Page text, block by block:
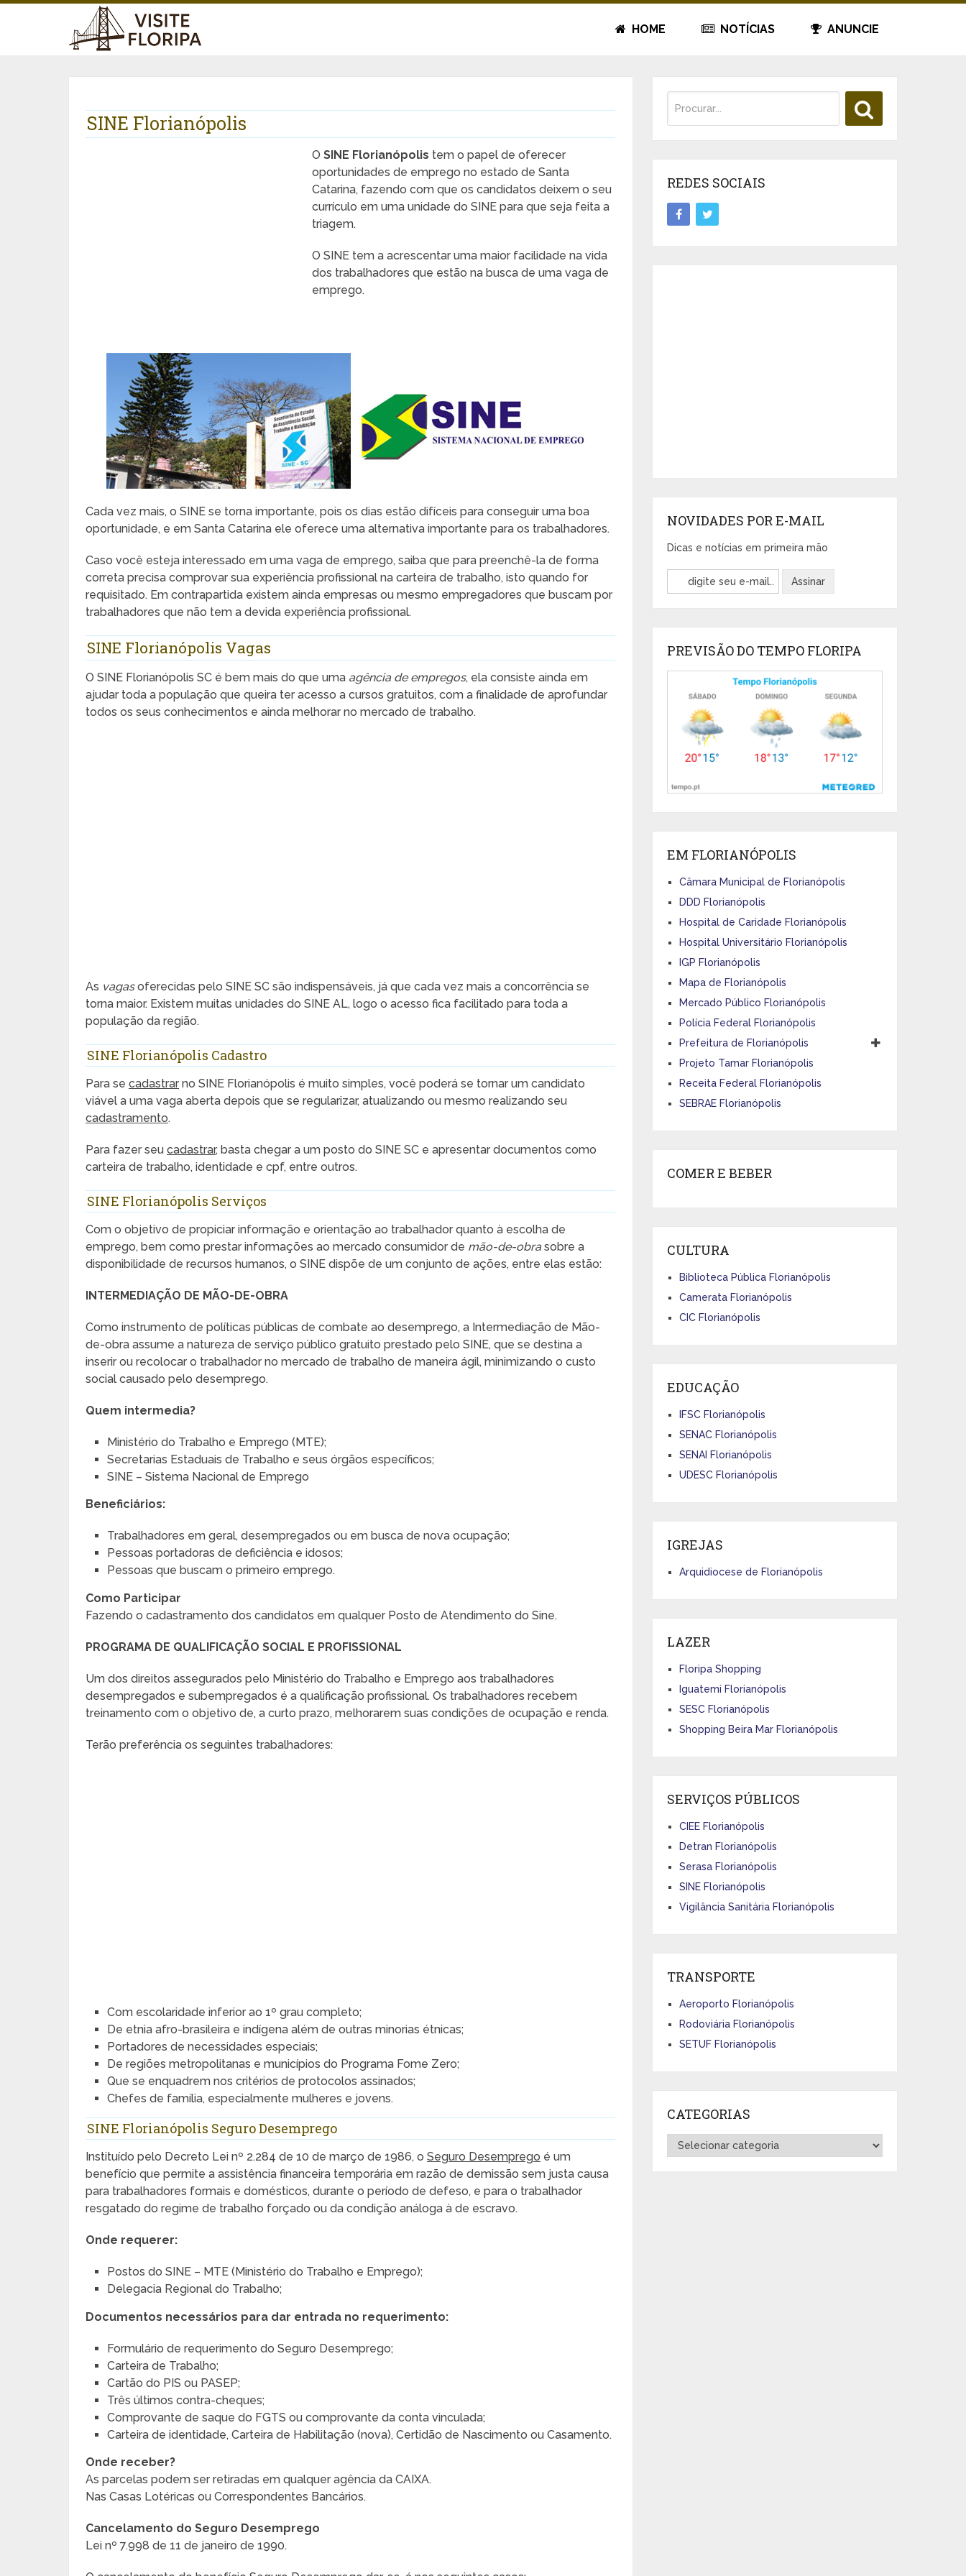
HOME NOTÍCIAS ANUNCIE
SINE Florianópolis
OSINE Florianópolis tem o papel de oferecer
oportunidades de emprego no estado de Santa
Catarina, fazendo com que os candidatos deixem o seu
currículo em uma unidade do SINE para que seja feita a
triagem.
O SINE tem a acrescentar uma maior facilidade na vida
dos trabalhadores que estão na busca de uma vaga de
emprego.
Cada vez mais, o SINE se torna importante, pois os dias estão difíceis para conseguir uma boa
oportunidade, e em Santa Catarina ele oferece uma alternativa importante para os trabalhadores.
Caso você esteja interessado em uma vaga de emprego, saiba que para preenchê-la de forma
correta precisa comprovar sua experiência profissional na carteira de trabalho, isto quando for
requisitado. Em contrapartida existem ainda empresas ou mesmo empregadores que buscam por
trabalhadores que não tem a devida experiência profissional.
SINE Florianópolis Vagas
O SINE Florianópolis SC é bem mais do que uma agência de empregos, ela consiste ainda em
ajudar toda a população que queira ter acesso a cursos gratuitos, com a finalidade de aprofundar
todos os seus conhecimentos e ainda melhorar no mercado de trabalho.
As vagasoferecidas pelo SINE SC são indispensáveis, já que cada vez mais a concorrência se
torna maior. Existem muitas unidades do SINE AL, logo o acesso fica facilitado para toda a
população da região.
SINE Florianópolis Cadastro
Para secadastrar no SINE Florianópolis é muito simples, você poderá se tornar um candidato
viável a uma vaga aberta depois que se regularizar, atualizando ou mesmo realizando seu
cadastramento.
Para fazer seucadastrar, basta chegar a um posto do SINE SC e apresentar documentos como
carteira de trabalho, identidade e cpf, entre outros.
SINE Florianópolis Serviços
Com o objetivo de propiciar informação e orientação ao trabalhador quanto à escolha de
emprego, bem como prestar informações ao mercado consumidor de mão-de-obrasobre a
disponibilidade de recursos humanos, o SINE dispõe de um conjunto de ações, entre elas estão:
INTERMEDIAÇÃO DE MÃO-DE-OBRA
Como instrumento de políticas públicas de combate ao desemprego, a Intermediação de Mão-
de-obra assume a natureza de serviço público gratuito prestado pelo SINE, que se destina a
inserir ou recolocar o trabalhador no mercado de trabalho de maneira ágil, minimizando o custo
social causado pelo desemprego.
Quem intermedia?
Ministério do Trabalho e Emprego (MTE);
Secretarias Estaduais de Trabalho e seus órgãos específicos;
SINE – Sistema Nacional de Emprego
Beneficiários:
Trabalhadores em geral, desempregados ou em busca de nova ocupação;
Pessoas portadoras de deficiência e idosos;
Pessoas que buscam o primeiro emprego.
Como Participar
Fazendo o cadastramento dos candidatos em qualquer Posto de Atendimento do Sine.
PROGRAMA DE QUALIFICAÇÃO SOCIAL E PROFISSIONAL
Um dos direitos assegurados pelo Ministério do Trabalho e Emprego aos trabalhadores
desempregados e subempregados é a qualificação profissional. Os trabalhadores recebem
treinamento com o objetivo de, a curto prazo, melhorarem suas condições de ocupação e renda.
Terão preferência os seguintes trabalhadores:
Com escolaridade inferior ao 1º grau completo;
De etnia afro-brasileira e indígena além de outras minorias étnicas;
Portadores de necessidades especiais;
De regiões metropolitanas e municípios do Programa Fome Zero;
Que se enquadrem nos critérios de protocolos assinados;
Chefes de família, especialmente mulheres e jovens.
SINE Florianópolis Seguro Desemprego
Instituído pelo Decreto Lei nº 2.284 de 10 de março de 1986, oSeguro Desemprego é um
benefício que permite a assistência financeira temporária em razão de demissão sem justa causa
para trabalhadores formais e domésticos, durante o período de defeso, e para o trabalhador
resgatado do regime de trabalho forçado ou da condição análoga à de escravo.
Onde requerer:
Postos do SINE – MTE (Ministério do Trabalho e Emprego);
Delegacia Regional do Trabalho;
Documentos necessários para dar entrada no requerimento:
Formulário de requerimento do Seguro Desemprego;
Carteira de Trabalho;
Cartão do PIS ou PASEP;
Três últimos contra-cheques;
Comprovante de saque do FGTS ou comprovante da conta vinculada;
Carteira de identidade, Carteira de Habilitação (nova), Certidão de Nascimento ou Casamento.
Onde receber?
As parcelas podem ser retiradas em qualquer agência da CAIXA.
Nas Casas Lotéricas ou Correspondentes Bancários.
Cancelamento do Seguro Desemprego
Lei nº 7.998 de 11 de janeiro de 1990.
REDES SOCIAIS
NOVIDADES POR E-MAIL
Dicas e notícias em primeira mão
PREVISÃO DO TEMPO FLORIPA
EM FLORIANÓPOLIS
Câmara Municipal de Florianópolis
DDD Florianópolis
Hospital de Caridade Florianópolis
Hospital Universitário Florianópolis
IGP Florianópolis
Mapa de Florianópolis
Mercado Público Florianópolis
Polícia Federal Florianópolis
Prefeitura de Florianópolis
Projeto Tamar Florianópolis
Receita Federal Florianópolis
SEBRAE Florianópolis
COMER E BEBER
CULTURA
Biblioteca Pública Florianópolis
Camerata Florianópolis
CIC Florianópolis
EDUCAÇÃO
IFSC Florianópolis
SENAC Florianópolis
SENAI Florianópolis
UDESC Florianópolis
IGREJAS
Arquidiocese de Florianópolis
LAZER
Floripa Shopping
Iguatemi Florianópolis
SESC Florianópolis
Shopping Beira Mar Florianópolis
SERVIÇOS PÚBLICOS
CIEE Florianópolis
Detran Florianópolis
Serasa Florianópolis
SINE Florianópolis
Vigilância Sanitária Florianópolis
TRANSPORTE
Aeroporto Florianópolis
Rodoviária Florianópolis
SETUF Florianópolis
CATEGORIAS
Categorias